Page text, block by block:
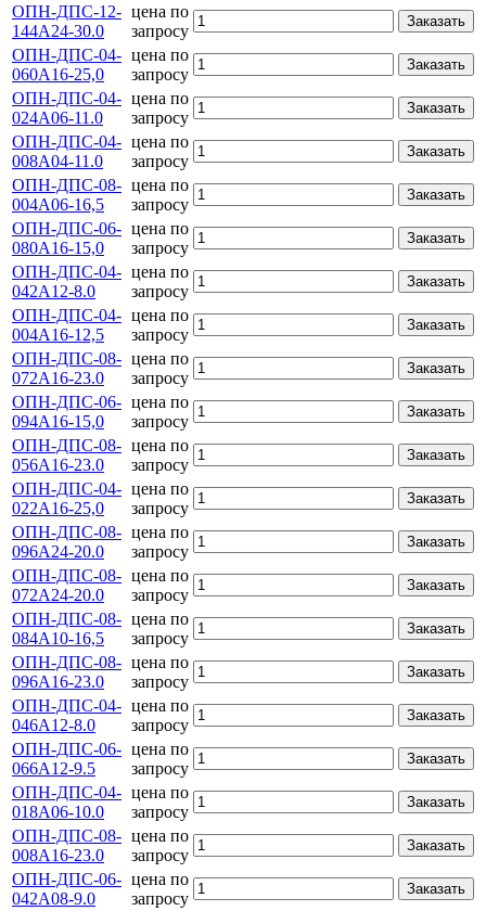
ОПН-ДПС-12-
144А24-30.0
цена по
запросу
Заказать
ОПН-ДПС-04-
060А16-25,0
цена по
запросу
Заказать
ОПН-ДПС-04-
024А06-11.0
цена по
запросу
Заказать
ОПН-ДПС-04-
008А04-11.0
цена по
запросу
Заказать
ОПН-ДПС-08-
004А06-16,5
цена по
запросу
Заказать
ОПН-ДПС-06-
080А16-15,0
цена по
запросу
Заказать
ОПН-ДПС-04-
042А12-8.0
цена по
запросу
Заказать
ОПН-ДПС-04-
004А16-12,5
цена по
запросу
Заказать
ОПН-ДПС-08-
072А16-23.0
цена по
запросу
Заказать
ОПН-ДПС-06-
094А16-15,0
цена по
запросу
Заказать
ОПН-ДПС-08-
056А16-23.0
цена по
запросу
Заказать
ОПН-ДПС-04-
022А16-25,0
цена по
запросу
Заказать
ОПН-ДПС-08-
096А24-20.0
цена по
запросу
Заказать
ОПН-ДПС-08-
072А24-20.0
цена по
запросу
Заказать
ОПН-ДПС-08-
084А10-16,5
цена по
запросу
Заказать
ОПН-ДПС-08-
096А16-23.0
цена по
запросу
Заказать
ОПН-ДПС-04-
046А12-8.0
цена по
запросу
Заказать
ОПН-ДПС-06-
066А12-9.5
цена по
запросу
Заказать
ОПН-ДПС-04-
018А06-10.0
цена по
запросу
Заказать
ОПН-ДПС-08-
008А16-23.0
цена по
запросу
Заказать
ОПН-ДПС-06-
042А08-9.0
цена по
запросу
Заказать